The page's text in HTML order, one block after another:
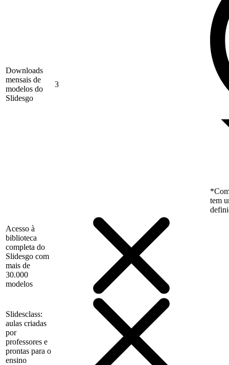
Downloads
mensais de
modelos do
Slidesgo
3
tem
Acesso à
biblioteca
completa do
Slidesgo com
mais de
30.000
modelos
Slidesclass:
aulas criadas
por
professores e
prontas para o
ensino